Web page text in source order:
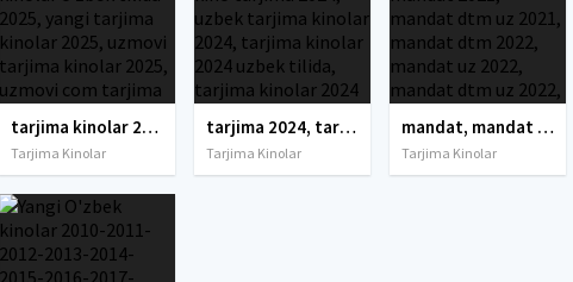
tarjima kinolar 2025, uzbek tarjima kinolar 2025, tarjima kinolar uzbek tilida 2025, tarjima kinolar o zbek 2025, tarjima kinolar o zbek tilida 2025, yangi tarjima kinolar 2025, uzmovi tarjima kinolar 2025, uzmovi com tarjima kinolar 2025, uzbekcha t
Tarjima Kinolar
tarjima 2024, tarjima kinolar 2024, uzbek tarjima 2024, tarjima kinolar tilida tilida 2024, uzbek tilida tarjima 2024, kino tarjima 2024, uzbek tarjima kinolar 2024, tarjima kinolar 2024 uzbek tilida, tarjima kinolar 2024 o zbek, tarjima kinolar 2024
Tarjima Kinolar
mandat, mandat uz, mandat dtm, mandat dtm uz, mandat 2021, mandat 2022, mandat uz 2021, dtm mandat 2021, mandat dtm uz 2021, mandat dtm 2022, mandat uz 2022, mandat dtm uz 2022, mandat natijalari, mandat uz natijalari, mandat test, mandat natijalari
Tarjima Kinolar